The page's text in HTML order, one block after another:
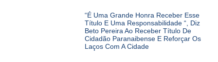
“É Uma Grande Honra Receber Esse
Título E Uma Responsabilidade “, Diz
Beto Pereira Ao Receber Título De
Cidadão Paranaibense E Reforçar Os
Laços Com A Cidade